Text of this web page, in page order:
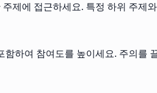
제에 접근하세요. 특정 하위 주제
하여 참여도를 높이세요. 주의를